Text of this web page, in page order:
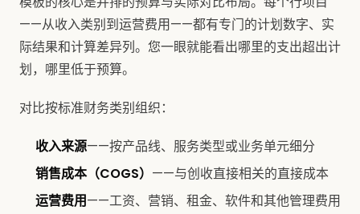
——从收入类别到运营费用——都有专门的计划数字、实
际结果和计算差异列。您一眼就能看出哪里的支出超出计
划，哪里低于预算。
对比按标准财务类别组织：
收入来源——按产品线、服务类型或业务单元细分
销售成本（COGS） ——与创收直接相关的直接成本
运营费用——工资、营销、租金、软件和其他管理费用